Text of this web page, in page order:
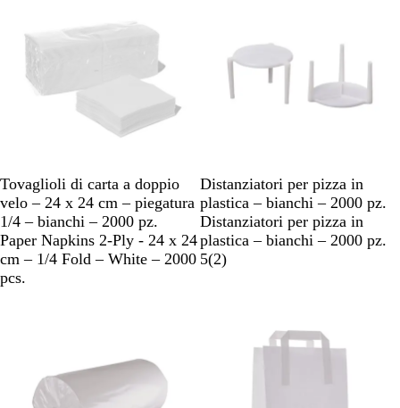
Tovaglioli di carta a doppio
velo – 24 x 24 cm – piegatura
1/4 – bianchi – 2000 pz.
Paper Napkins 2-Ply - 24 x 24
cm – 1/4 Fold – White – 2000
pcs.
Distanziatori per pizza in
plastica – bianchi – 2000 pz.
Distanziatori per pizza in
plastica – bianchi – 2000 pz.
5(2)